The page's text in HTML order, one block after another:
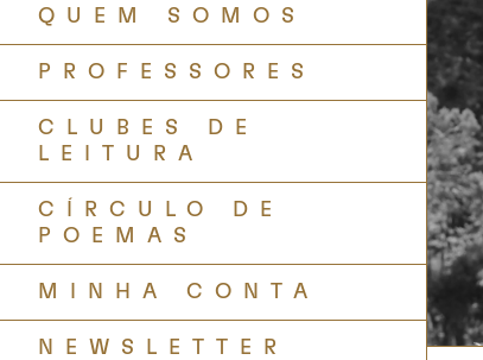
QUEM SOMOS
PROFESSORES
CLUBES DE
LEITURA
CÍRCULO DE
POEMAS
MINHA CONTA
NEWSLETTER